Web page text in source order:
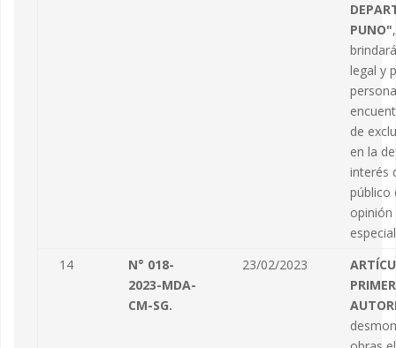
PUNO"
legal y
de
en la
interés
público
opinión
14
N° 018-
2023-MDA-
CM-SG.
23/02/2023